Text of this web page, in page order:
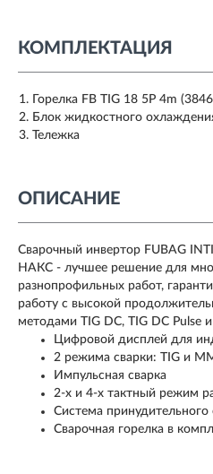
КОМПЛЕКТАЦИЯ
Горелка FB TIG 18 5P 4m
Блок жидкостного
Тележка
ОПИСАНИЕ
Сварочный инвертор FUBAG
НАКС - лучшее решение для
разнопрофильных работ,
работу с высокой
методами TIG DC, TIG DC Pulse
Цифровой дисплей для
2 режима сварки: TIG и
Импульсная сварка
2-х и 4-х тактный режим
Система
Сварочная горелка в